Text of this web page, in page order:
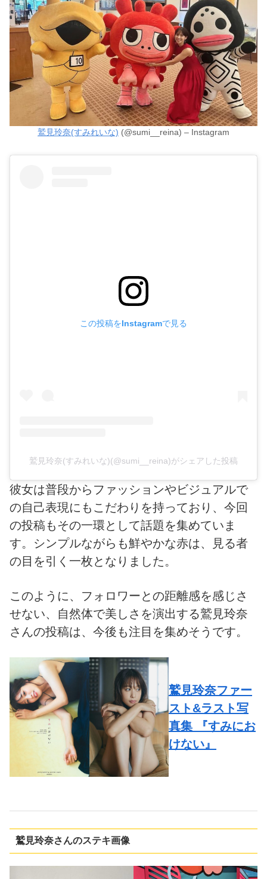
鷲見玲奈(すみれいな) (@sumi__reina) – Instagram
この投稿をInstagramで見る
鷲見玲奈(すみれいな)(@sumi__reina)がシェアした投稿
彼女は普段からファッションやビジュアルで
の自己表現にもこだわりを持っており、今回
の投稿もその一環として話題を集めていま
す。シンプルながらも鮮やかな赤は、見る者
の目を引く一枚となりました。
このように、フォロワーとの距離感を感じさ
せない、自然体で美しさを演出する鷲見玲奈
さんの投稿は、今後も注目を集めそうです。
鷲見玲奈ファー
スト&ラスト写
真集 『すみにお
けない』
鷲見玲奈さんのステキ画像